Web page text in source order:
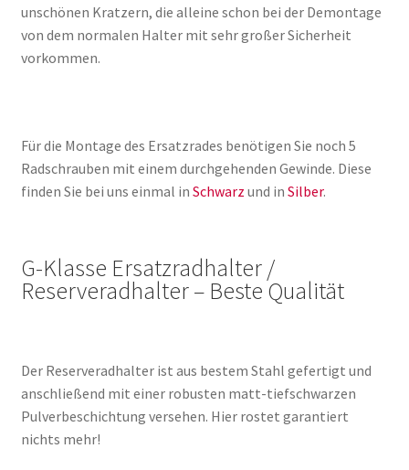
unschönen Kratzern, die alleine schon bei der Demontage
von dem normalen Halter mit sehr großer Sicherheit
vorkommen.
Für die Montage des Ersatzrades benötigen Sie noch 5
Radschrauben mit einem durchgehenden Gewinde. Diese
finden Sie bei uns einmal in Schwarz und in Silber.
G-Klasse Ersatzradhalter /
Reserveradhalter – Beste Qualität
Der Reserveradhalter ist aus bestem Stahl gefertigt und
anschließend mit einer robusten matt-tiefschwarzen
Pulverbeschichtung versehen. Hier rostet garantiert
nichts mehr!